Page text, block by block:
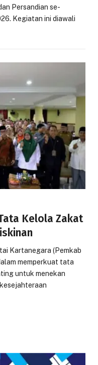
Persandian se-
Kegiatan ini diawali
Kelola Zakat
Kartanegara (Pemkab
memperkuat tata
untuk menekan